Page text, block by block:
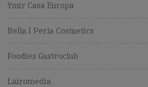
Ymir Casa Europa
Bella I Perla Cosmetics
Foodies Gastroclub
Lairomedia